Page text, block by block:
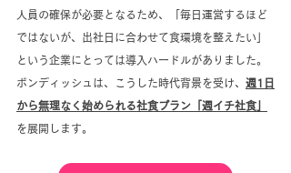
人員の確保が必要となるため、「毎日運営するほど
ではないが、出社日に合わせて食環境を整えたい」
という企業にとっては導入ハードルがありました。
ボンディッシュは、こうした時代背景を受け、 週1日
から無理なく始められる社食プラン「週イチ社食」
を展開します。